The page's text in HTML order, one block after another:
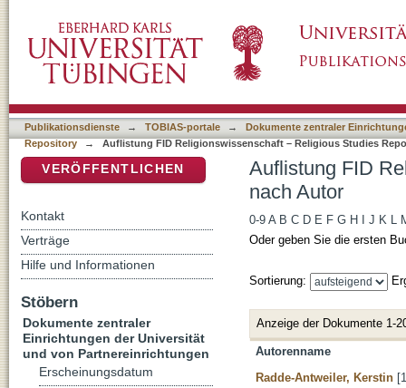
Publikationsdienste → TOBIAS-portale →
Dokumente zentraler
Repository
→ Auflistung FID Religionswissenschaft – Religious Studies
Auflistung FID
nach Autor
0-9 A B C D E F G H J K L
Oder geben Sie die ersten
Sortierung:
Anzeige der Dokumente 1-
Autorenname
Radde-Antweiler, Kerstin
VERÖFFENTLICHEN
Kontakt
Verträge
Hilfe und Informationen
Stöbern
Dokumente zentraler
Einrichtungen der Universität
und von Partnereinrichtungen
Erscheinungsdatum